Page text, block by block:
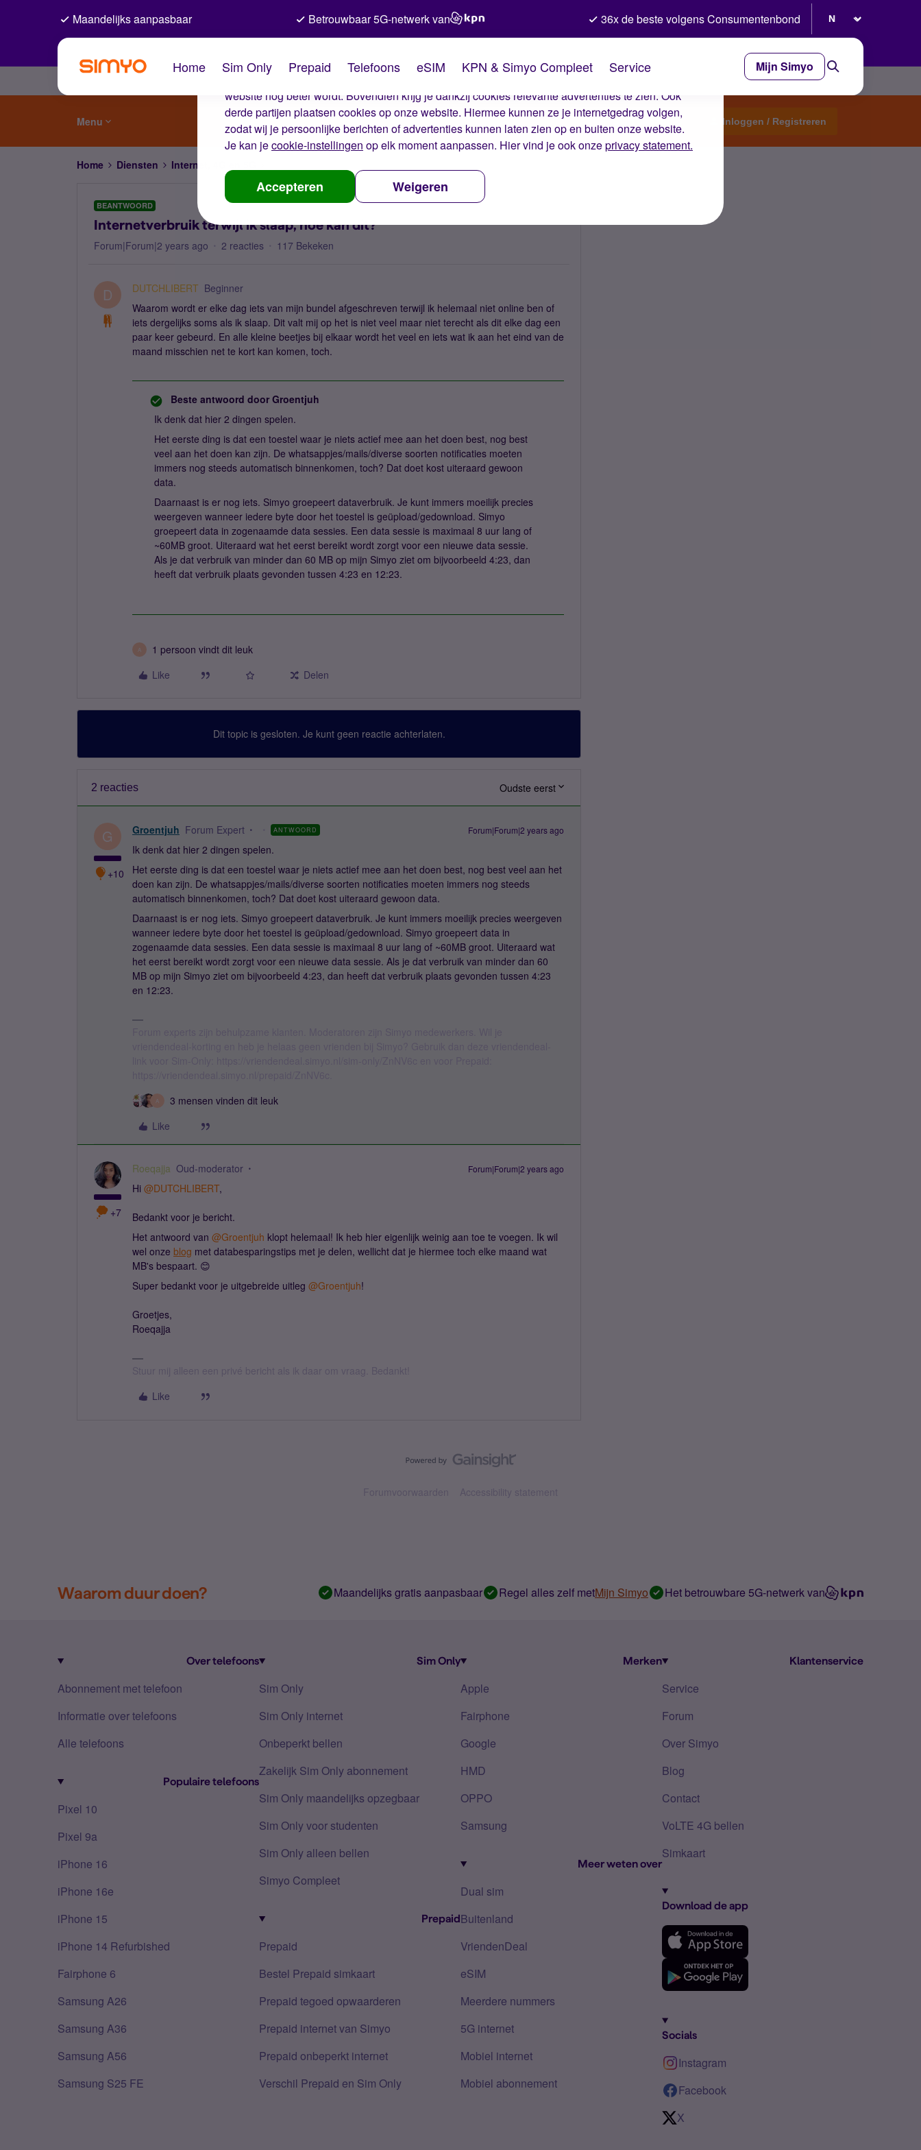
De cookies van Simyo
Wij gebruiken cookies op onze website. Met deze cookies zorgen wij ervoor dat je ervaring op de
website nog beter wordt. Bovendien krijg je dankzij cookies relevante advertenties te zien. Ook
derde partijen plaatsen cookies op onze website. Hiermee kunnen ze je internetgedrag volgen,
zodat wij je persoonlijke berichten of advertenties kunnen laten zien op en buiten onze website.
Je kan jecookie-instellingen op elk moment aanpassen. Hier vind je ook onzeprivacy statement.
Accepteren Weigeren
Maandelijks aanpasbaar Betrouwbaar 5G-netwerk van 36x de beste volgens Consumentenbond
Home Sim Only Prepaid Telefoons eSIM KPN & Simyo Compleet Service Mijn Simyo
Menu Start een topic Inloggen / Registreren
Home Diensten Internet, 4G en 5G
BEANTWOORD
Internetverbruik terwijl ik slaap, hoe kan dit?
Forum|Forum|2 years ago 2 reacties 117 Bekeken
D DUTCHLIBERT Beginner
Waarom wordt er elke dag iets van mijn bundel afgeschreven terwijl ik helemaal niet online ben of
iets dergelijks soms als ik slaap. Dit valt mij op het is niet veel maar niet terecht als dit elke dag een
paar keer gebeurd. En alle kleine beetjes bij elkaar wordt het veel en iets wat ik aan het eind van de
maand misschien net te kort kan komen, toch.
Beste antwoord door Groentjuh
Ik denk dat hier 2 dingen spelen.
Het eerste ding is dat een toestel waar je niets actief mee aan het doen best, nog best
veel aan het doen kan zijn. De whatsappjes/mails/diverse soorten notificaties moeten
immers nog steeds automatisch binnenkomen, toch? Dat doet kost uiteraard gewoon
data.
Daarnaast is er nog iets. Simyo groepeert dataverbruik. Je kunt immers moeilijk precies
weergeven wanneer iedere byte door het toestel is geüpload/gedownload. Simyo
groepeert data in zogenaamde data sessies. Een data sessie is maximaal 8 uur lang of
~60MB groot. Uiteraard wat het eerst bereikt wordt zorgt voor een nieuwe data sessie.
Als je dat verbruik van minder dan 60 MB op mijn Simyo ziet om bijvoorbeeld 4:23, dan
heeft dat verbruik plaats gevonden tussen 4:23 en 12:23.
A
1 persoon vindt dit leuk
Like
Delen
Dit topic is gesloten. Je kunt geen reactie achterlaten.
2 reacties Oudste eerst
G
+10
Groentjuh Forum Expert ANTWOORD Forum|Forum|2 years ago
Ik denk dat hier 2 dingen spelen.
Het eerste ding is dat een toestel waar je niets actief mee aan het doen best, nog best veel aan het
doen kan zijn. De whatsappjes/mails/diverse soorten notificaties moeten immers nog steeds
automatisch binnenkomen, toch? Dat doet kost uiteraard gewoon data.
Daarnaast is er nog iets. Simyo groepeert dataverbruik. Je kunt immers moeilijk precies weergeven
wanneer iedere byte door het toestel is geüpload/gedownload. Simyo groepeert data in
zogenaamde data sessies. Een data sessie is maximaal 8 uur lang of ~60MB groot. Uiteraard wat
het eerst bereikt wordt zorgt voor een nieuwe data sessie. Als je dat verbruik van minder dan 60
MB op mijn Simyo ziet om bijvoorbeeld 4:23, dan heeft dat verbruik plaats gevonden tussen 4:23
en 12:23.
A
3 mensen vinden dit leuk
Like
+7
Roeqajja Oud-moderator Forum|Forum|2 years ago
Hi @DUTCHLIBERT,
Bedankt voor je bericht.
Het antwoord van @Groentjuh klopt helemaal! Ik heb hier eigenlijk weinig aan toe te voegen. Ik wil
wel onze blog met databesparingstips met je delen, wellicht dat je hiermee toch elke maand wat
MB's bespaart. 😊
Super bedankt voor je uitgebreide uitleg @Groentjuh!
Groetjes,
Roeqajja
Stuur mij alleen een privé bericht als ik daar om vraag. Bedankt!
Like
Forumvoorwaarden Accessibility statement
Waarom duur doen? Maandelijks gratis aanpasbaar Regel alles zelf metMijn Simyo Het betrouwbare 5G-netwerk van
Over telefoons
Abonnement met telefoon
Informatie over telefoons
Alle telefoons
Populaire telefoons
Pixel 10
Pixel 9a
iPhone 16
iPhone 16e
iPhone 15
iPhone 14 Refurbished
Fairphone 6
Samsung A26
Samsung A36
Samsung A56
Samsung S25 FE
Sim Only
Sim Only
Sim Only internet
Onbeperkt bellen
Zakelijk Sim Only abonnement
Sim Only maandelijks opzegbaar
Sim Only voor studenten
Sim Only alleen bellen
Simyo Compleet
Prepaid
Prepaid
Bestel Prepaid simkaart
Prepaid tegoed opwaarderen
Prepaid internet van Simyo
Prepaid onbeperkt internet
Verschil Prepaid en Sim Only
Merken
Apple
Fairphone
Google
HMD
OPPO
Samsung
Meer weten over
Dual sim
Buitenland
VriendenDeal
eSIM
Meerdere nummers
5G internet
Mobiel internet
Mobiel abonnement
Klantenservice
Service
Forum
Over Simyo
Blog
Contact
VoLTE 4G bellen
Simkaart
Download de app
Socials
Instagram
Facebook
X